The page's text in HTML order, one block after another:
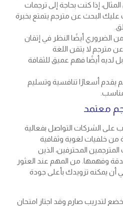
إذا كنت بحاجة إلى ترجمات
عليك البحث عن مترجم يتمتع بخبرة
الضروري أيضًا النظر في إتقان
مترجم لا يتقن اللغة
لديه أيضًا فهم عميق للثقافة
يقدم أسعارًا تنافسية وتسليم
معتمد
على الشركات التواصل بفعالية
من خلفيات لغوية وثقافية
المحترفين، الذين
وفهمها. من المهم عند العثور
أن يمكنه تزويدك بأعلى جودة
لتدريب صارم وقد اجتاز امتحان